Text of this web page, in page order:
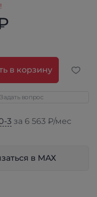
в корзину
Задать вопрос
3 за 6 563 ₽/мес
в МАХ